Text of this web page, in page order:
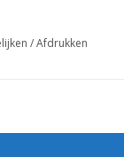
/Afdrukken